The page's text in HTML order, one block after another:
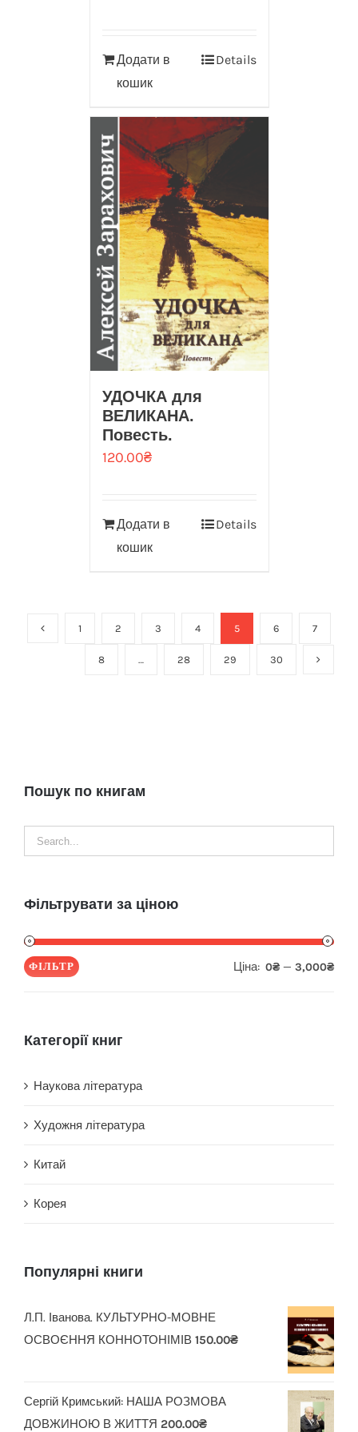
Додати в
кошик
Details
УДОЧКА для
ВЕЛИКАНА.
Повесть.
120.00₴
Додати в
кошик
Details
1 2 3 4 5 6 7
8 … 28 29 30
Пошук по книгам
Фільтрувати за ціною
ФІЛЬТР Ціна: 0₴ — 3,000₴
Категорії книг
Наукова література
Художня література
Китай
Корея
Популярні книги
Л.П. Іванова. КУЛЬТУРНО-МОВНЕ
ОСВОЄННЯ КОННОТОНІМІВ 150.00₴
Сергій Кримський: НАША РОЗМОВА
ДОВЖИНОЮ В ЖИТТЯ 200.00₴